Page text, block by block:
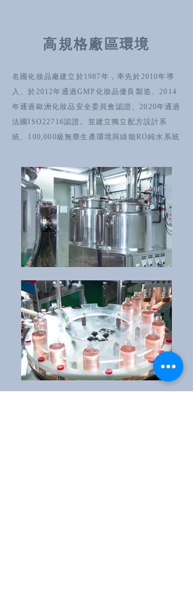
高規格廠區環境
名國化妝品廠建立於1987年，率先於2010年導
入、於2012年通過GMP化妝品優良製造、2014
年通過歐洲化妝品安全委員會認證、2020年通過
法國ISO22716認證。並建立獨立配方設計系
統、100,000級無塵生產環境與綠能RO純水系統